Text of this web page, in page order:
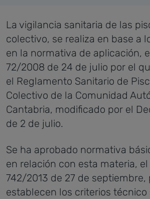
La vigilancia sanitaria de las
colectivo, se realiza en base a
en la normativa de aplicación,
72/2008 de 24 de julio por el
el Reglamento Sanitario de
Colectivo de la Comunidad
Cantabria, modificado por el
de 2 de julio.
Se ha aprobado normativa
en relación con esta materia,
742/2013 de 27 de septiembre,
establecen los criterios técnico